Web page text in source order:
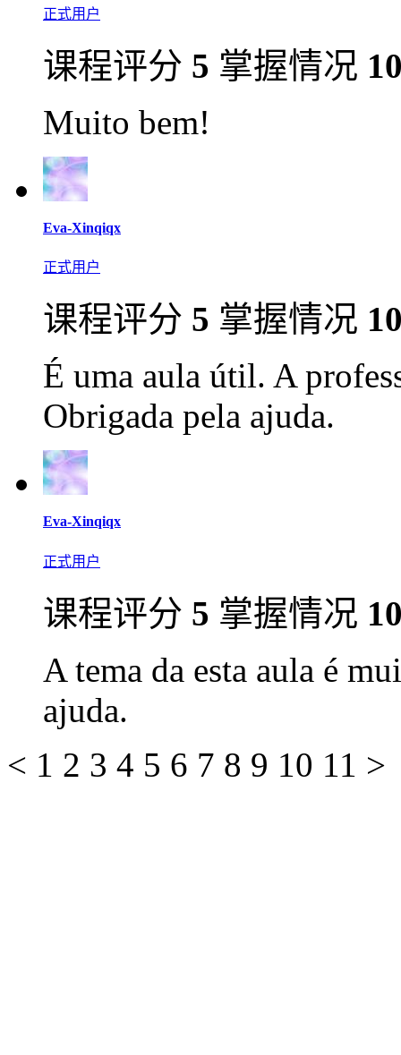
正式用户
课程评分 5 掌握情况
Muito bem!
Eva-Xinqiqx
正式用户
课程评分 5 掌握情况
É uma aula útil. A
Obrigada pela ajuda.
Eva-Xinqiqx
正式用户
课程评分 5 掌握情况
A tema da esta aula é
ajuda.
< 1 2 3 4 5 6 7 8 9 10 11 >